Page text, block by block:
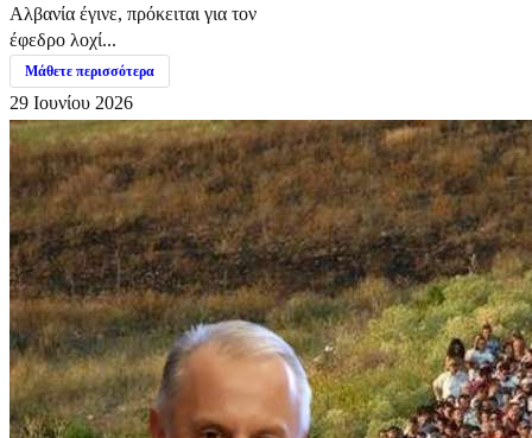
Αλβανία έγινε, πρόκειται για τον
έφεδρο λοχί...
Μάθετε περισσότερα
29 Ιουνίου 2026